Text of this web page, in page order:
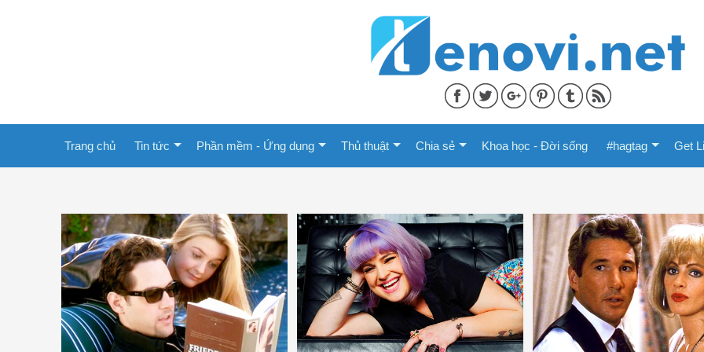
Trang chủ Tin tức Phần mềm - Ứng dụng Thủ thuật Chia sẻ Khoa học - Đời sống #hagtag Get